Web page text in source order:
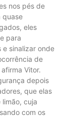
nos pés de
quase
eles
para
e sinalizar onde
de
Vitor.
depois
que elas
cuja
com os